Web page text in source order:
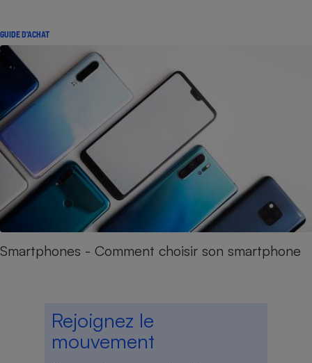
GUIDE D'ACHAT
Smartphones - Comment choisir son smartphone
Rejoignez le
mouvement